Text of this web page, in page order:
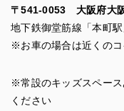
〒541-0053 大阪府大
地下鉄御堂筋線「本町
※お車の場合は近くの
※常設のキッズスペー
ください